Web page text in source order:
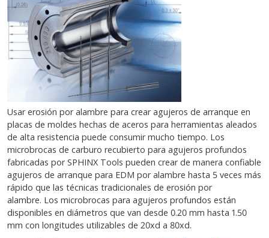
Usar erosión por alambre para crear agujeros de arranque en
placas de moldes hechas de aceros para herramientas aleados
de alta resistencia puede consumir mucho tiempo. Los
microbrocas de carburo recubierto para agujeros profundos
fabricadas por SPHINX Tools pueden crear de manera confiable
agujeros de arranque para EDM por alambre hasta 5 veces más
rápido que las técnicas tradicionales de erosión por
alambre. Los microbrocas para agujeros profundos están
disponibles en diámetros que van desde 0.20 mm hasta 1.50
mm con longitudes utilizables de 20xd a 80xd.